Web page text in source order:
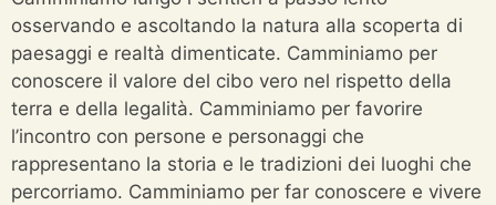
osservando e ascoltando la natura alla scoperta di
paesaggi e realtà dimenticate. Camminiamo per
conoscere il valore del cibo vero nel rispetto della
terra e della legalità. Camminiamo per favorire
l’incontro con persone e personaggi che
rappresentano la storia e le tradizioni dei luoghi che
percorriamo. Camminiamo per far conoscere e vivere